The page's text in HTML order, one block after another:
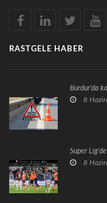
RASTGELE HABER
Burdur'da
8
Süper
8